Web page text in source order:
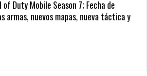
Duty Mobile Season 7; Fecha de
armas, nuevos mapas, nueva táctica y
Call of Duty 2021 aparentemente ya fue